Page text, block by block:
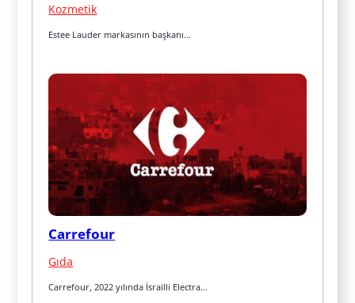
Kozmetik
Estee Lauder markasının başkanı…
Carrefour
Gıda
Carrefour, 2022 yılında İsrailli Electra…